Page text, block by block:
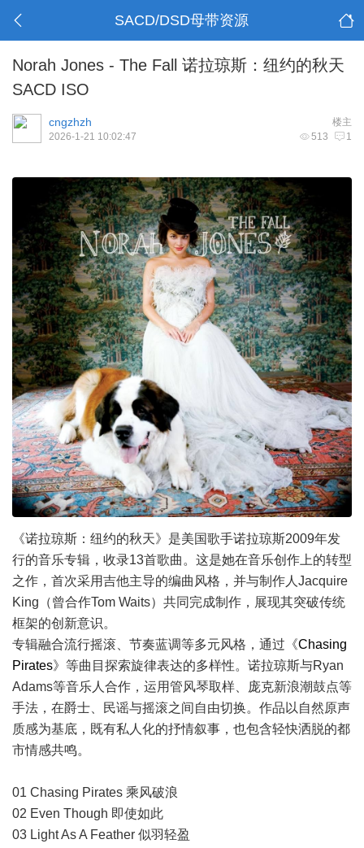
SACD/DSD母带资源
Norah Jones - The Fall 诺拉琼斯：纽约的秋天
SACD ISO
楼主
cngzhzh
513 1
2026-1-21 10:02:47
《诺拉琼斯：纽约的秋天》是美国歌手诺拉琼斯2009年发
行的音乐专辑，收录13首歌曲。这是她在音乐创作上的转型
之作，首次采用吉他主导的编曲风格，并与制作人Jacquire
King（曾合作Tom Waits）共同完成制作，展现其突破传统
框架的创新意识。
专辑融合流行摇滚、节奏蓝调等多元风格，通过《Chasing
Pirates》等曲目探索旋律表达的多样性。诺拉琼斯与Ryan
Adams等音乐人合作，运用管风琴取样、庞克新浪潮鼓点等
手法，在爵士、民谣与摇滚之间自由切换。作品以自然原声
质感为基底，既有私人化的抒情叙事，也包含轻快洒脱的都
市情感共鸣。
01 Chasing Pirates 乘风破浪
02 Even Though 即使如此
03 Light As A Feather 似羽轻盈